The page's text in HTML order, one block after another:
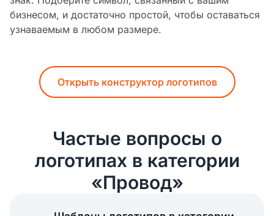
бизнесом, и достаточно простой, чтобы оставаться
узнаваемым в любом размере.
Открыть конструктор логотипов
Частые вопросы о
логотипах в категории
«Провод»